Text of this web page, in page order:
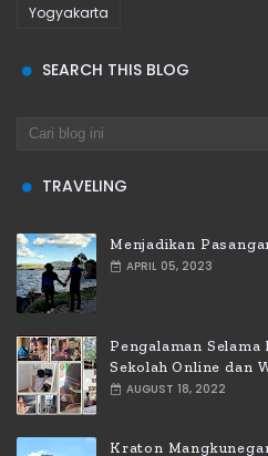
Yogyakarta
SEARCH THIS BLOG
TRAVELING
Menjadikan
APRIL 05, 2023
Pengalaman
Sekolah Online dan
AUGUST 18, 2022
Kraton